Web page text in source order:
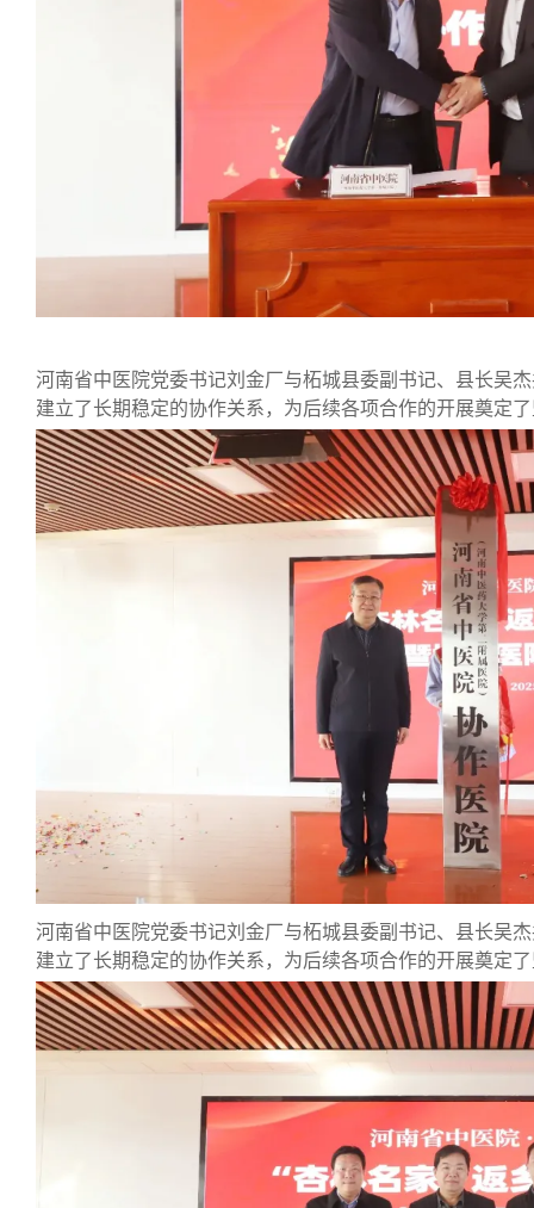
河南省中医院党委书记刘金厂与柘城县委副书记、县长吴
建立了长期稳定的协作关系，为后续各项合作的开展奠定
河南省中医院党委书记刘金厂与柘城县委副书记、县长吴
建立了长期稳定的协作关系，为后续各项合作的开展奠定